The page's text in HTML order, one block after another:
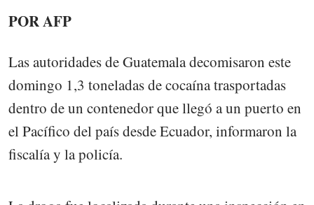
POR AFP
Las autoridades de Guatemala decomisaron este
domingo 1,3 toneladas de cocaína trasportadas
dentro de un contenedor que llegó a un puerto en
el Pacífico del país desde Ecuador, informaron la
fiscalía y la policía.